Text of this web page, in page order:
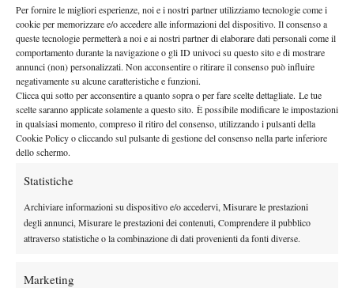
Per fornire le migliori esperienze, noi e i nostri partner utilizziamo tecnologie come i
cookie per memorizzare e/o accedere alle informazioni del dispositivo. Il consenso a
queste tecnologie permetterà a noi e ai nostri partner di elaborare dati personali come il
comportamento durante la navigazione o gli ID univoci su questo sito e di mostrare
annunci (non) personalizzati. Non acconsentire o ritirare il consenso può influire
negativamente su alcune caratteristiche e funzioni.
Clicca qui sotto per acconsentire a quanto sopra o per fare scelte dettagliate. Le tue
scelte saranno applicate solamente a questo sito. È possibile modificare le impostazioni
in qualsiasi momento, compreso il ritiro del consenso, utilizzando i pulsanti della
Cookie Policy o cliccando sul pulsante di gestione del consenso nella parte inferiore
dello schermo.
Statistiche
Archiviare informazioni su dispositivo e/o accedervi, Misurare le prestazioni
degli annunci, Misurare le prestazioni dei contenuti, Comprendere il pubblico
attraverso statistiche o la combinazione di dati provenienti da fonti diverse.
Marketing
26 Marzo 2011
Alessandro Nizegorodcew
Facebook
Instagram